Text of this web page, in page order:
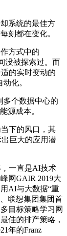
系统的最佳方
刻都在变化。
方式中的
没被探索过。而
的实时变动的
化。
个数据中心的
源成本。
下的风口，其
巨大的应用潜
一直是AI技术
网GAIR 2019大
AI与大数据“重
联想集团集团首
目标策略学习网
佳的排产策略，
年的Franz